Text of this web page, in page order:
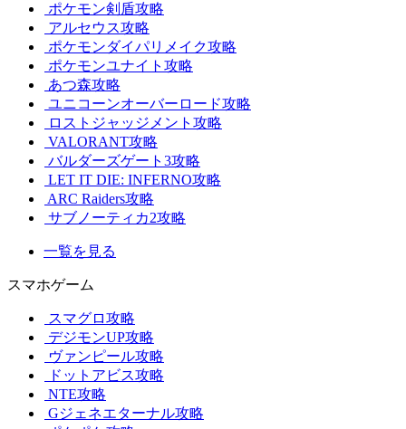
ポケモン剣盾攻略
アルセウス攻略
ポケモンダイパリメイク攻略
ポケモンユナイト攻略
あつ森攻略
ユニコーンオーバーロード攻略
ロストジャッジメント攻略
VALORANT攻略
バルダーズゲート3攻略
LET IT DIE: INFERNO攻略
ARC Raiders攻略
サブノーティカ2攻略
一覧を見る
スマホゲーム
スマグロ攻略
デジモンUP攻略
ヴァンピール攻略
ドットアビス攻略
NTE攻略
Gジェネエターナル攻略